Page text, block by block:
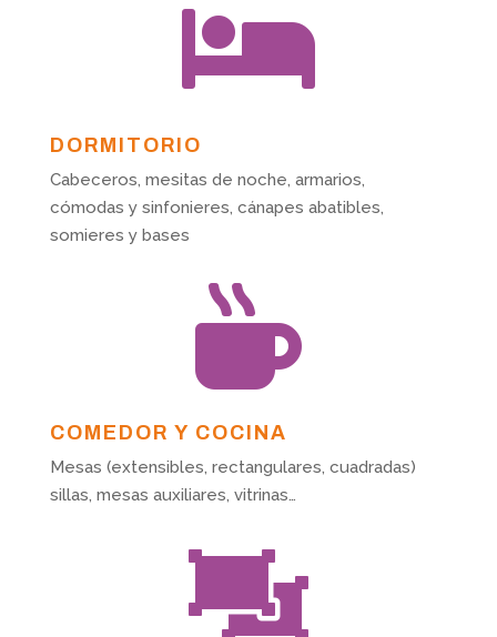

DORMITORIO
Cabeceros, mesitas de noche, armarios,
cómodas y sinfonieres, cánapes abatibles,
somieres y bases

COMEDOR Y COCINA
Mesas (extensibles, rectangulares, cuadradas)
sillas, mesas auxiliares, vitrinas…
